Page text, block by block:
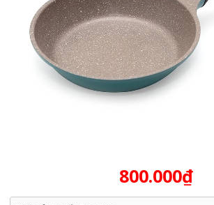
800.000₫